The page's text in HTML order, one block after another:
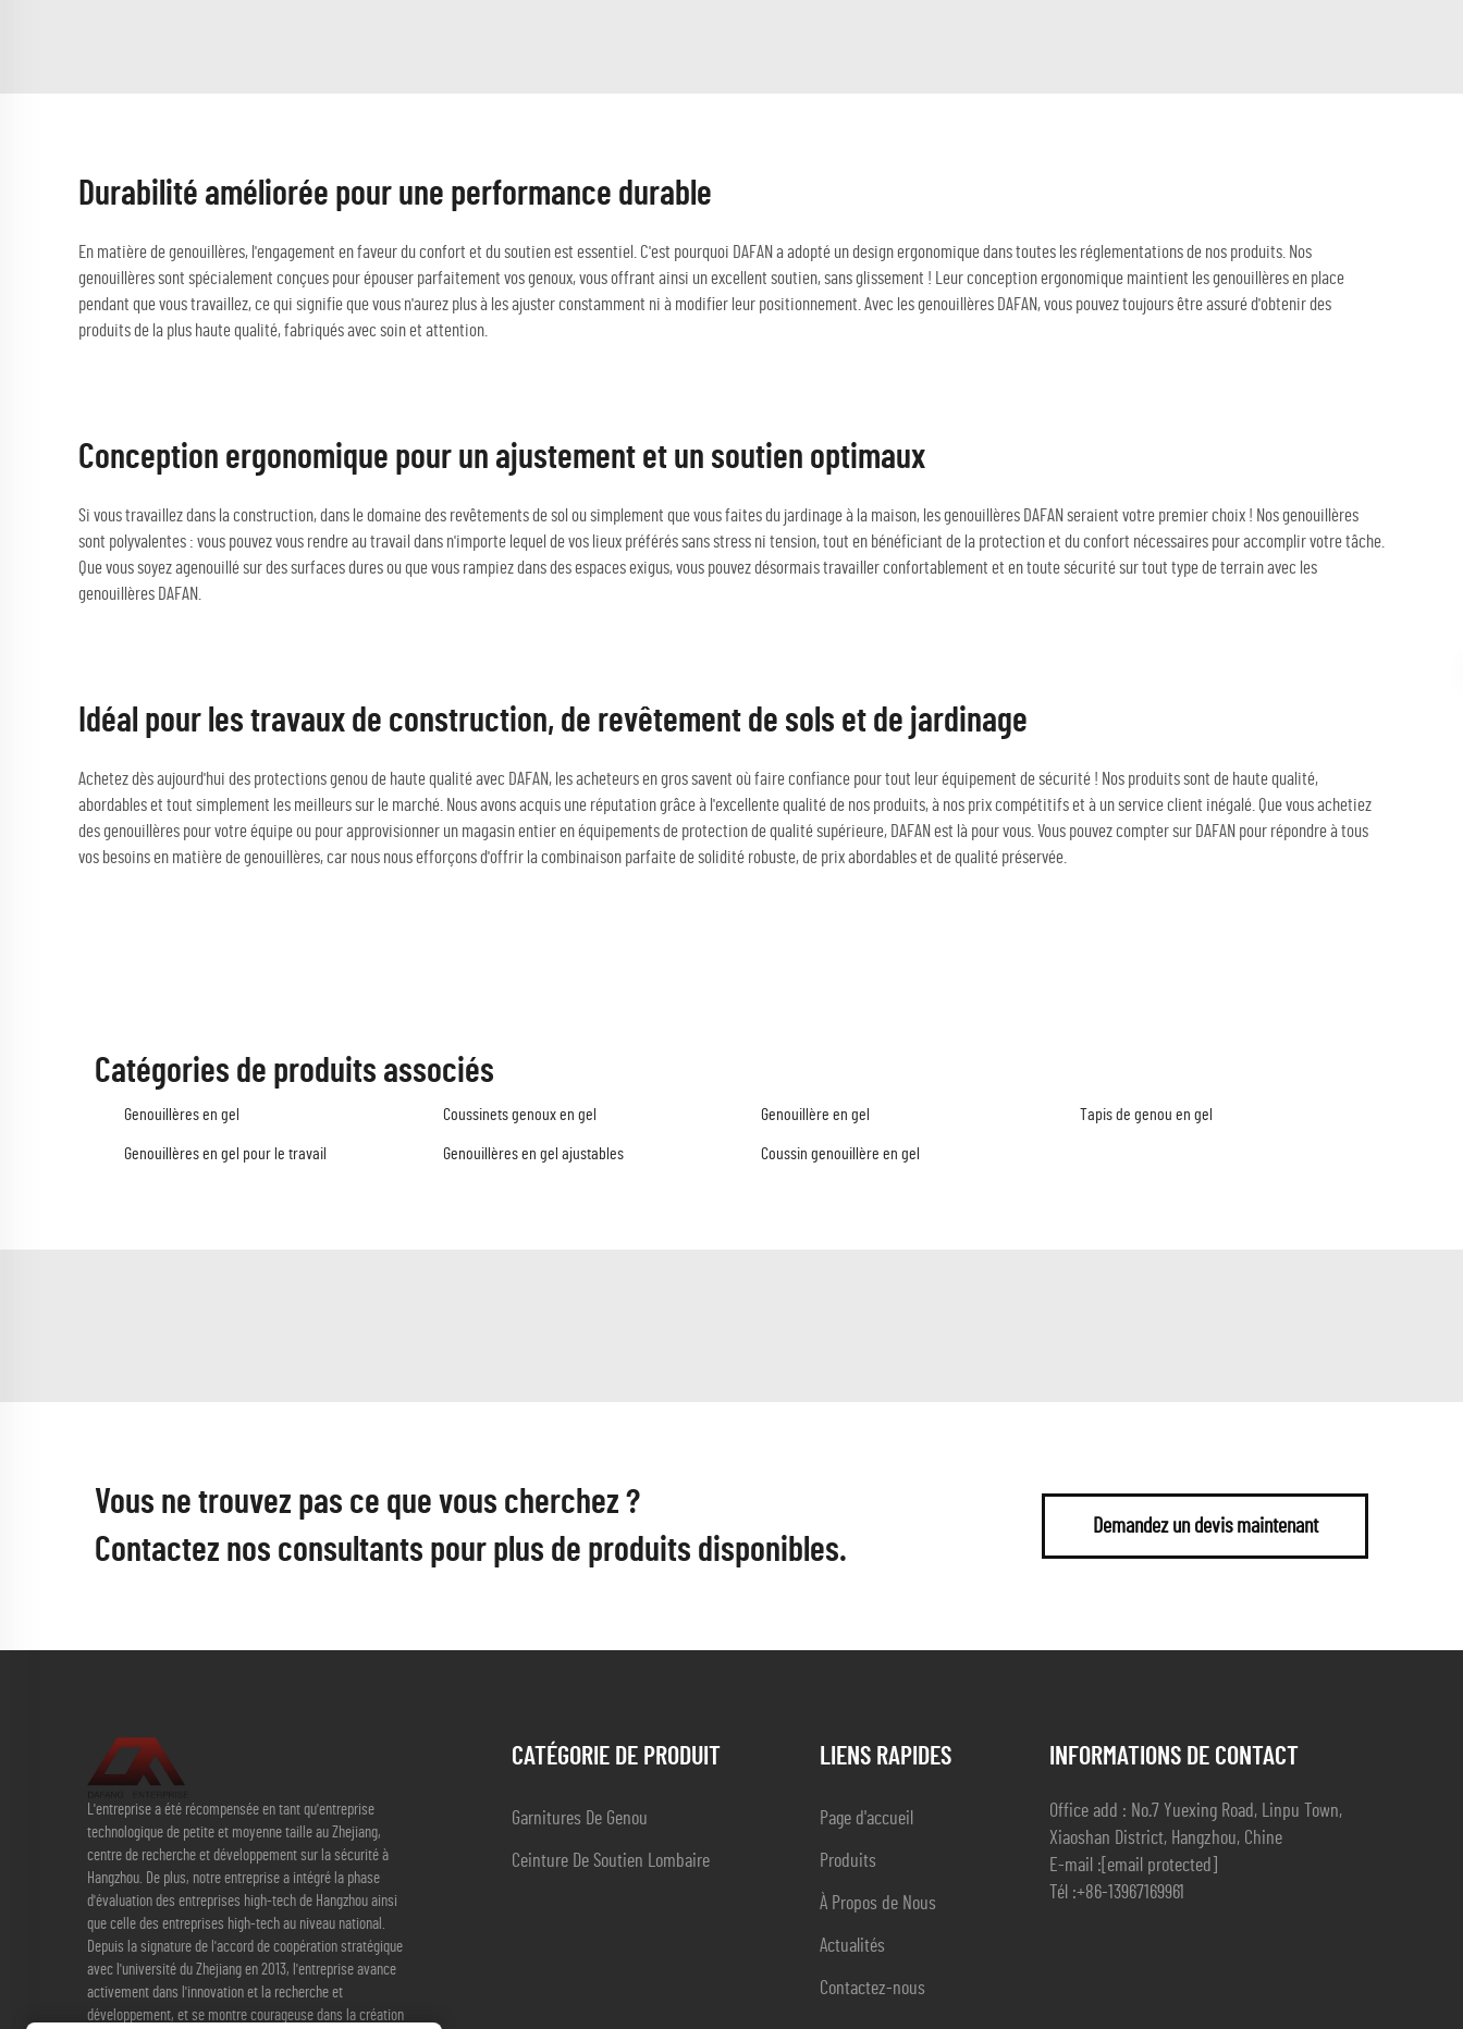
Durabilité améliorée pour une performance durable
En matière de genouillères, l'engagement en faveur du confort et du soutien est essentiel. C'est pourquoi DAFAN a adopté un design ergonomique dans toutes les réglementations de nos produits. Nos
genouillères sont spécialement conçues pour épouser parfaitement vos genoux, vous offrant ainsi un excellent soutien, sans glissement ! Leur conception ergonomique maintient les genouillères en place
pendant que vous travaillez, ce qui signifie que vous n'aurez plus à les ajuster constamment ni à modifier leur positionnement. Avec les genouillères DAFAN, vous pouvez toujours être assuré d'obtenir des
produits de la plus haute qualité, fabriqués avec soin et attention.
Conception ergonomique pour un ajustement et un soutien optimaux
Si vous travaillez dans la construction, dans le domaine des revêtements de sol ou simplement que vous faites du jardinage à la maison, les genouillères DAFAN seraient votre premier choix ! Nos genouillères
sont polyvalentes : vous pouvez vous rendre au travail dans n'importe lequel de vos lieux préférés sans stress ni tension, tout en bénéficiant de la protection et du confort nécessaires pour accomplir votre tâche.
Que vous soyez agenouillé sur des surfaces dures ou que vous rampiez dans des espaces exigus, vous pouvez désormais travailler confortablement et en toute sécurité sur tout type de terrain avec les
genouillères DAFAN.
Idéal pour les travaux de construction, de revêtement de sols et de jardinage
Achetez dès aujourd'hui des protections genou de haute qualité avec DAFAN, les acheteurs en gros savent où faire confiance pour tout leur équipement de sécurité ! Nos produits sont de haute qualité,
abordables et tout simplement les meilleurs sur le marché. Nous avons acquis une réputation grâce à l'excellente qualité de nos produits, à nos prix compétitifs et à un service client inégalé. Que vous achetiez
des genouillères pour votre équipe ou pour approvisionner un magasin entier en équipements de protection de qualité supérieure, DAFAN est là pour vous. Vous pouvez compter sur DAFAN pour répondre à tous
vos besoins en matière de genouillères, car nous nous efforçons d'offrir la combinaison parfaite de solidité robuste, de prix abordables et de qualité préservée.
Catégories de produits associés
Genouillères en gel Coussinets genoux en gel Genouillère en gel Tapis de genou en gel
Genouillères en gel pour le travail Genouillères en gel ajustables Coussin genouillère en gel
Vous ne trouvez pas ce que vous cherchez ?
Contactez nos consultants pour plus de produits disponibles.
Demandez un devis maintenant
L'entreprise a été récompensée en tant qu'entreprise
technologique de petite et moyenne taille au Zhejiang,
centre de recherche et développement sur la sécurité à
Hangzhou. De plus, notre entreprise a intégré la phase
d'évaluation des entreprises high-tech de Hangzhou ainsi
que celle des entreprises high-tech au niveau national.
Depuis la signature de l'accord de coopération stratégique
avec l'université du Zhejiang en 2013, l'entreprise avance
activement dans l'innovation et la recherche et
développement, et se montre courageuse dans la création
CATÉGORIE DE PRODUIT
Garnitures De Genou
Ceinture De Soutien Lombaire
LIENS RAPIDES
Page d'accueil
Produits
À Propos de Nous
Actualités
Contactez-nous
INFORMATIONS DE CONTACT
Office add : No.7 Yuexing Road, Linpu Town,
Xiaoshan District, Hangzhou, Chine
E-mail : [email protected]
Tél :+86-13967169961